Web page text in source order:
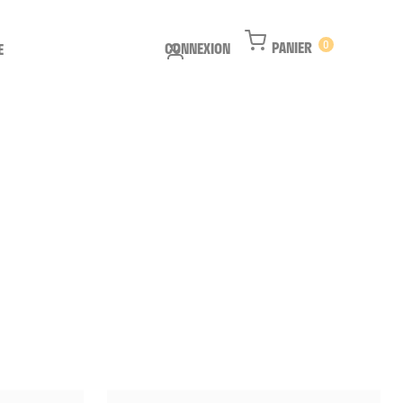
CONNEXION PANIER 0